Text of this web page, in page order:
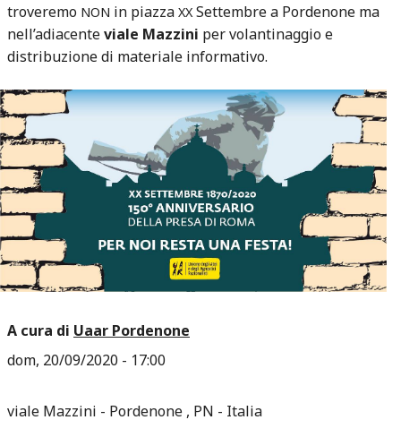
troveremo NON in piazza XXSettembre a Pordenone ma
nell’adiacenteviale Mazzini per volantinaggio e
distribuzione di materiale informativo.
A cura di Uaar Pordenone
dom, 20/09/2020 - 17:00
viale Mazzini Pordenone , PN Italia